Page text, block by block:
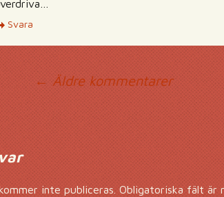
Svara
← Äldre kommentarer
inte publiceras. Obligatoriska fält är